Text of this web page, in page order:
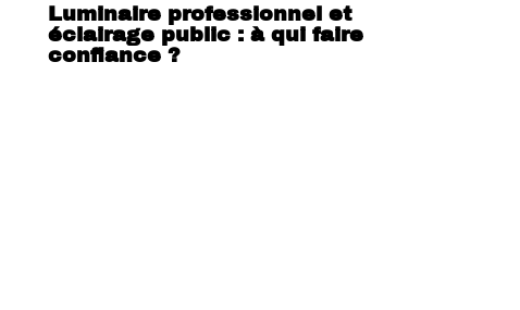
Luminaire professionnel et
éclairage public : à qui faire
confiance ?